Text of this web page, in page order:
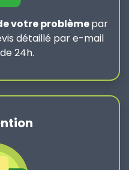
votre problèmepar
détaillé par e-mail
24h.